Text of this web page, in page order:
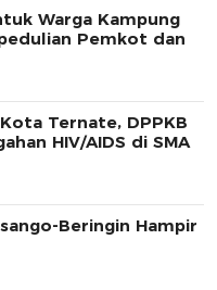
Warga Kampung
Pemkot dan
Ternate, DPPKB
HIV/AIDS di SMA
Beringin Hampir